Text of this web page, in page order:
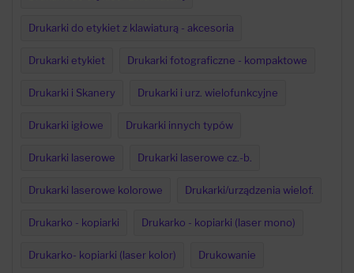
Drukarki do etykiet z klawiaturą - akcesoria
Drukarki etykiet Drukarki fotograficzne - kompaktowe
Drukarki i Skanery Drukarki i urz. wielofunkcyjne
Drukarki igłowe Drukarki innych typów
Drukarki laserowe Drukarki laserowe cz.-b.
Drukarki laserowe kolorowe Drukarki/urządzenia wielof.
Drukarko - kopiarki Drukarko - kopiarki (laser mono)
Drukarko- kopiarki (laser kolor) Drukowanie